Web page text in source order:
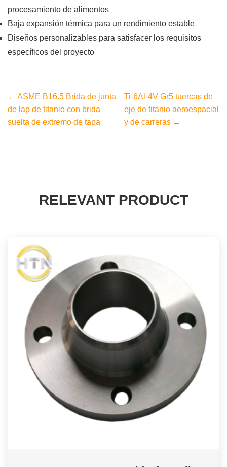
procesamiento de alimentos
Baja expansión térmica para un rendimiento estable
Diseños personalizables para satisfacer los requisitos
específicos del proyecto
← ASME B16.5 Brida de junta
de lap de titanio con brida
suelta de extremo de tapa
Ti-6Al-4V Gr5 tuercas de
eje de titanio aeroespacial
y de carreras →
RELEVANT PRODUCT